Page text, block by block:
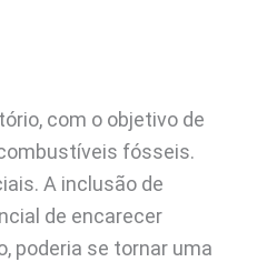
com o objetivo de
fósseis.
A inclusão de
de encarecer
poderia se tornar uma